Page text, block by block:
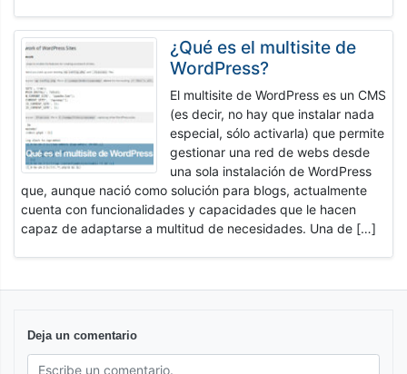
¿Qué es el multisite de
WordPress?
El multisite de WordPress es un CMS
(es decir, no hay que instalar nada
especial, sólo activarla) que permite
gestionar una red de webs desde
una sola instalación de WordPress
que, aunque nació como solución para blogs, actualmente
cuenta con funcionalidades y capacidades que le hacen
capaz de adaptarse a multitud de necesidades. Una de […]
Deja un comentario